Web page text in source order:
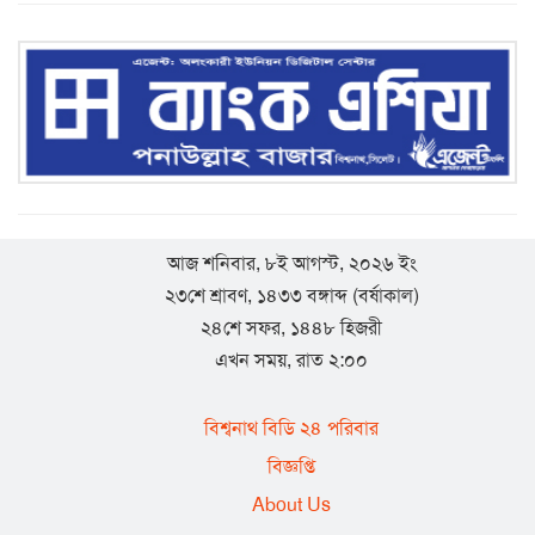
যুক্তরাজ্য হাল ও ইষ্ট রাইডিং যুবদলের যুগ্ম সাধারণ সম্পাদক
হলেন সামছুল ইসলাম
বিশ্বনাথে প্রবাসী বাবুল মিয়ার উদ্যোগে শতাধিক শিক্ষার্থীর
মাঝে শিক্ষা সামগ্রী বিতরণ
যুক্তরাজ্য ‘হাল ও ইস্ট রাইডিং’ যুবদলের পূর্ণাঙ্গ কমিটি : যুগ্ম
সাধারণ সম্পাদক বিশ্বনাথের শাহজাহান
বিশ্বনাথের স্থানীয় রাজনীতিতে ইউপি চেয়ারম্যান দয়াল
আজ শনিবার, ৮ই আগস্ট, ২০২৬ ইং
২৩শে শ্রাবণ, ১৪৩৩ বঙ্গাব্দ (বর্ষাকাল)
২৪শে সফর, ১৪৪৮ হিজরী
এখন সময়, রাত ২:০০
বিশ্বনাথ বিডি ২৪ পরিবার
বিজ্ঞপ্তি
About Us